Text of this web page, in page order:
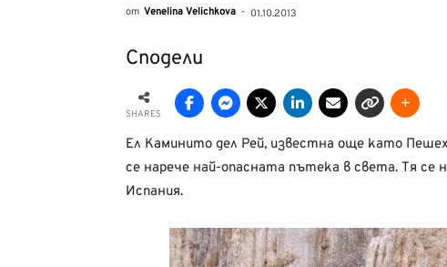
от Venelina Velichkova - 01.10.2013
Сподели
SHARES
Ел Каминито дел Рей, известна още като
се нарече най-опасната пътека в света. Тя се
Испания.